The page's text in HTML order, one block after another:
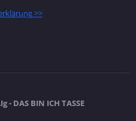
>>
- DAS BIN ICH TASSE